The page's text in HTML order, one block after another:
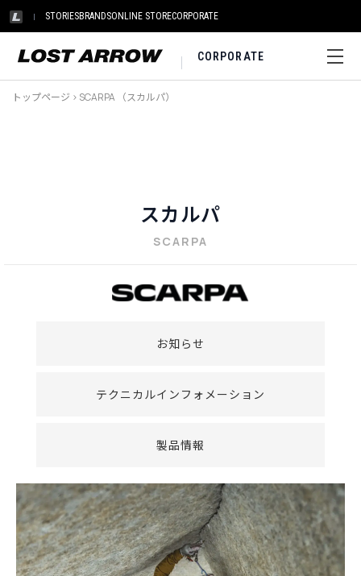
STORIESBRANDSONLINE STORECORPORATE
CORPORATE
トップページ > SCARPA （スカルパ）
スカルパ
SCARPA
お知らせ
テクニカルインフォメーション
製品情報